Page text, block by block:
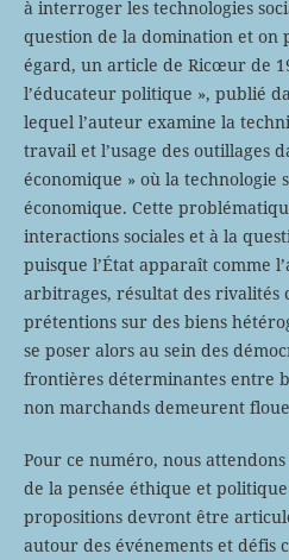
à interroger les technologies
question de la domination et
égard, un article de Ricœur de
l’éducateur politique », publié
lequel l’auteur examine la
travail et l’usage des outillages
économique » où la technologie
économique. Cette
interactions sociales et à la
puisque l’État apparaît comme
arbitrages, résultat des rivalités
prétentions sur des biens
se poser alors au sein des
frontières déterminantes entre
non marchands demeurent
Pour ce numéro, nous
de la pensée éthique et
propositions devront être
autour des événements et défis